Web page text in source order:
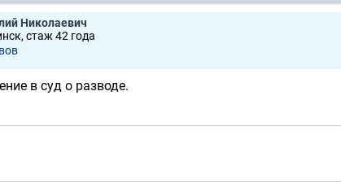
Николаевич
стаж 42 годa
в суд о разводе.